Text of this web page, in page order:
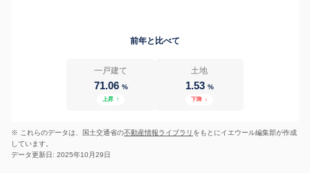
前年と比べて
一戸建て
71.06 %
上昇 ↑
土地
1.53 %
下降 ↓
※ これらのデータは、国土交通省の不動産情報ライブラリ をもとにイエウール編集部が作成
しています。
データ更新日: 2025年10月29日